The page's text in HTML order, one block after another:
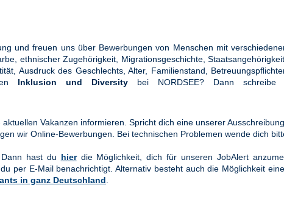
und freuen uns über Bewerbungen von Menschen mit
ethnischer Zugehörigkeit, Migrationsgeschichte,
Ausdruck des Geschlechts, Alter, Familienstand,
Inklusion und Diversity bei NORDSEE? Dann
Vakanzen informieren. Spricht dich eine unserer
wir Online-Bewerbungen. Bei technischen Problemen wende dich
hast du hierdie Möglichkeit, dich für unseren JobAlert
per E-Mail benachrichtigt. Alternativ besteht auch die Möglichkeit
in ganz Deutschland